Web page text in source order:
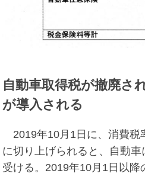
自動車取得税が撤廃さ
が導入される
2019年10月1日に、消費税
に切り上げられると、自動
受ける。2019年10月1日以降